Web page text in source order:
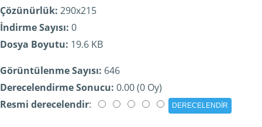
Çözünürlük: 290x215
İndirme Sayısı: 0
Dosya Boyutu: 19.6 KB
Görüntülenme Sayısı: 646
Derecelendirme Sonucu: 0.00 (0 Oy)
Resmi derecelendir: